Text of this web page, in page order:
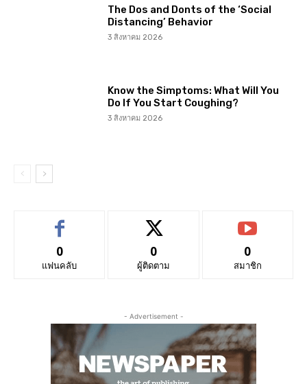
The Dos and Donts of the ‘Social
Distancing’ Behavior
3 สิงหาคม 2026
Know the Simptoms: What Will You
Do If You Start Coughing?
3 สิงหาคม 2026
0
แฟนคลับ
0
ผู้ติดตาม
0
สมาชิก
- Advertisement -